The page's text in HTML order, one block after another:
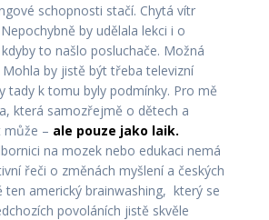
schopnosti stačí. Chytá vítr
by udělala lekci i o
to našlo posluchače. Možná
by jistě být třeba televizní
tady k tomu byly podmínky. Pro mě
která samozřejmě o dětech a
může – ale pouze jako laik.
na mozek nebo edukaci nemá
řeči o změnách myšlení a českých
ten americký brainwashing, který se
povoláních jistě skvěle